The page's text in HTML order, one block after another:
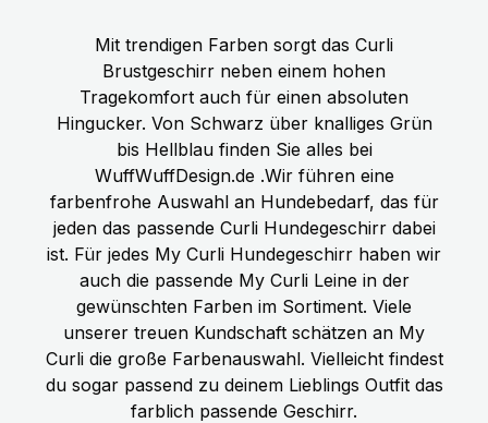
Mit trendigen Farben sorgt das Curli
Brustgeschirr neben einem hohen
Tragekomfort auch für einen absoluten
Hingucker. Von Schwarz über knalliges Grün
bis Hellblau finden Sie alles bei
WuffWuffDesign.de .Wir führen eine
farbenfrohe Auswahl an Hundebedarf, das für
jeden das passende Curli Hundegeschirr dabei
ist. Für jedes My Curli Hundegeschirr haben wir
auch die passende My Curli Leine in der
gewünschten Farben im Sortiment. Viele
unserer treuen Kundschaft schätzen an My
Curli die große Farbenauswahl. Vielleicht findest
du sogar passend zu deinem Lieblings Outfit das
farblich passende Geschirr.